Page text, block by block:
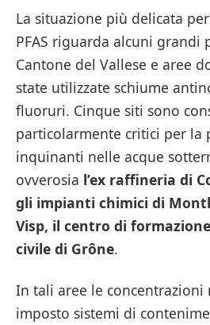
La situazione più delicata
PFAS riguarda alcuni
Cantone del Vallese e aree
state utilizzate schiume
fluoruri. Cinque siti sono
particolarmente critici per la
inquinanti nelle acque
ovverosia l’ex raffineria di
gli impianti chimici di
Visp, il centro di
civile di Grône.
In tali aree le concentrazioni
imposto sistemi di